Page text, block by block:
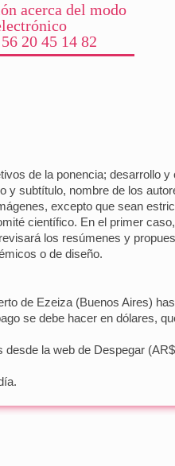
acerca del modo
20 45 14 82
de la ponencia; desarrollo
subtítulo, nombre de los
excepto que sean
científico. En el primer
los resúmenes y
o de diseño.
de Ezeiza (Buenos Aires)
se debe hacer en dólares,
la web de Despegar